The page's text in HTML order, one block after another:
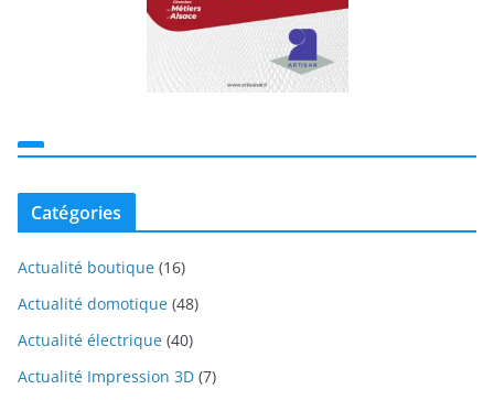
Catégories
Actualité boutique (16)
Actualité domotique (48)
Actualité électrique (40)
Actualité Impression 3D (7)